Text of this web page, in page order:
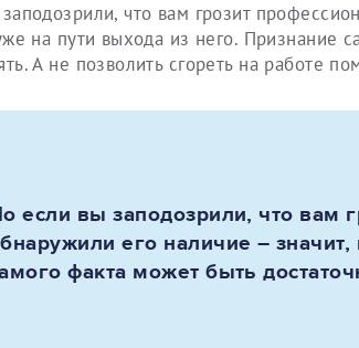
что вам грозит
на пути выхода из него. Признание
А не позволить сгореть на работе
если вы заподозрили, что вам
его наличие –
факта может быть